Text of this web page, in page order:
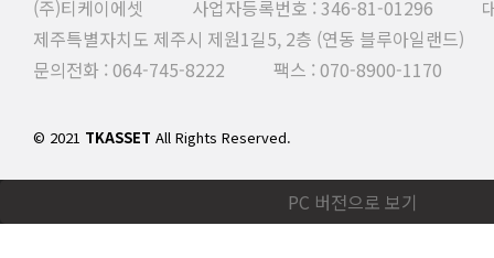
(주)티케이에셋 사업자등록번호 : 346-81-01296 대
제주특별자치도 제주시 제원1길5, 2층 (연동 블루아일랜드)
문의전화 : 064-745-8222 팩스 : 070-8900-1170
© 2021 TKASSET All Rights Reserved.
PC 버전으로 보기